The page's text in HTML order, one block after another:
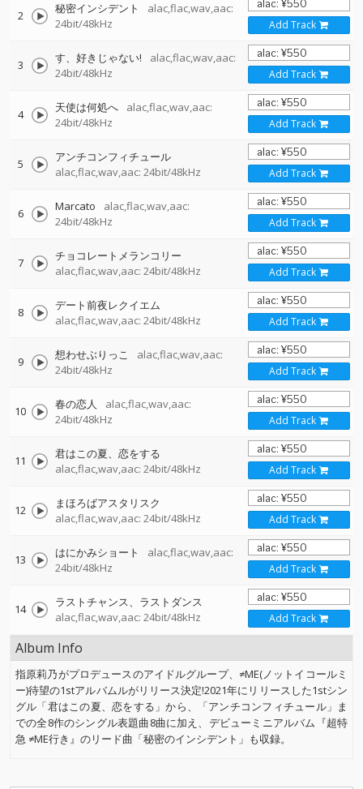
2 秘密インシデント
alac,flac,wav,aac:
24bit/48kHz
Add Track
3 す、好きじゃない!
alac,flac,wav,aac:
24bit/48kHz
Add Track
4 天使は何処へ
alac,flac,wav,aac:
24bit/48kHz
Add Track
5
アンチコンフィチュール
alac,flac,wav,aac: 24bit/48kHz
Add Track
6 Marcato
alac,flac,wav,aac:
24bit/48kHz
Add Track
7
チョコレートメランコリー
alac,flac,wav,aac: 24bit/48kHz
Add Track
8
デート前夜レクイエム
alac,flac,wav,aac: 24bit/48kHz
Add Track
9 想わせぶりっこ
alac,flac,wav,aac:
24bit/48kHz
Add Track
10 春の恋人
alac,flac,wav,aac:
24bit/48kHz
Add Track
11
君はこの夏、恋をする
alac,flac,wav,aac: 24bit/48kHz
Add Track
12
まほろばアスタリスク
alac,flac,wav,aac: 24bit/48kHz
Add Track
13 はにかみショート
alac,flac,wav,aac:
24bit/48kHz
Add Track
14
ラストチャンス、ラストダンス
alac,flac,wav,aac: 24bit/48kHz
Add Track
Album Info
指原莉乃がプロデュースのアイドルグループ、≠ME(ノットイコールミ
ー)待望の1stアルバムルがリリース決定!2021年にリリースした1stシン
グル「君はこの夏、恋をする」から、「アンチコンフィチュール」ま
での全8作のシングル表題曲8曲に加え、デビューミニアルバム『超特
急 ≠ME行き』のリード曲「秘密のインシデント」も収録。